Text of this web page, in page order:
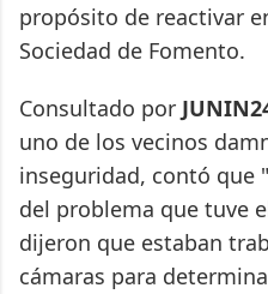
propósito de reactivar
Sociedad de Fomento.
Consultado por
uno de los vecinos
inseguridad, contó que
del problema que tuve
dijeron que estaban
cámaras para